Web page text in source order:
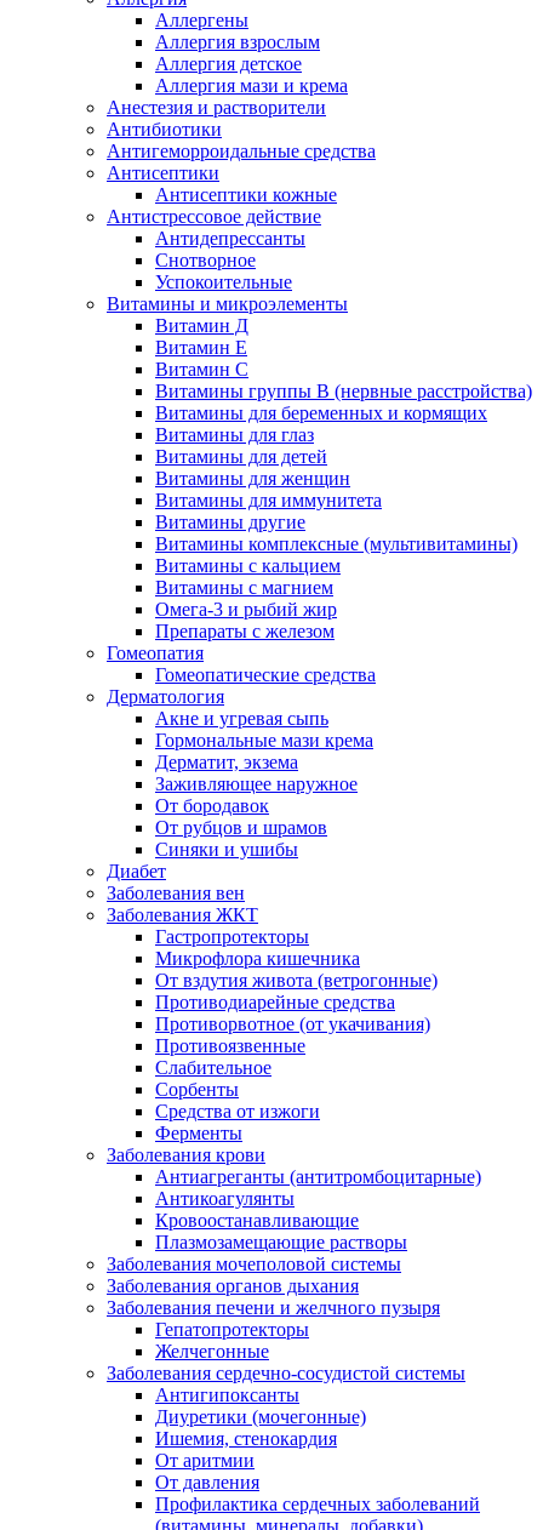
Аллергены
Аллергия взрослым
Аллергия детское
Аллергия мази и крема
Анестезия и растворители
Антибиотики
Антигеморроидальные средства
Антисептики
Антисептики кожные
Антистрессовое действие
Антидепрессанты
Снотворное
Успокоительные
Витамины и микроэлементы
Витамин Д
Витамин Е
Витамин С
Витамины группы В (нервные расстройства)
Витамины для беременных и кормящих
Витамины для глаз
Витамины для детей
Витамины для женщин
Витамины для иммунитета
Витамины другие
Витамины комплексные (мультивитамины)
Витамины с кальцием
Витамины с магнием
Омега-3 и рыбий жир
Препараты с железом
Гомеопатия
Гомеопатические средства
Дерматология
Акне и угревая сыпь
Гормональные мази крема
Дерматит, экзема
Заживляющее наружное
От бородавок
От рубцов и шрамов
Синяки и ушибы
Диабет
Заболевания вен
Заболевания ЖКТ
Гастропротекторы
Микрофлора кишечника
От вздутия живота (ветрогонные)
Противодиарейные средства
Противорвотное (от укачивания)
Противоязвенные
Слабительное
Сорбенты
Средства от изжоги
Ферменты
Заболевания крови
Антиагреганты (антитромбоцитарные)
Антикоагулянты
Кровоостанавливающие
Плазмозамещающие растворы
Заболевания мочеполовой системы
Заболевания органов дыхания
Заболевания печени и желчного пузыря
Гепатопротекторы
Желчегонные
Заболевания сердечно-сосудистой системы
Антигипоксанты
Диуретики (мочегонные)
Ишемия, стенокардия
От аритмии
От давления
Профилактика сердечных заболеваний
(витамины, минералы, добавки)